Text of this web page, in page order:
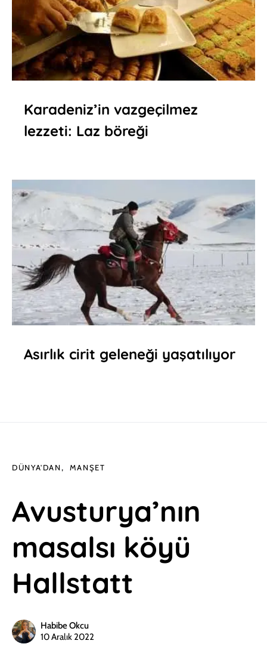
Karadeniz’in vazgeçilmez
lezzeti: Laz böreği
Asırlık cirit geleneği yaşatılıyor
DÜNYA'DAN MANŞET
Avusturya’nın
masalsı köyü
Hallstatt
Habibe Okcu
10 Aralık 2022